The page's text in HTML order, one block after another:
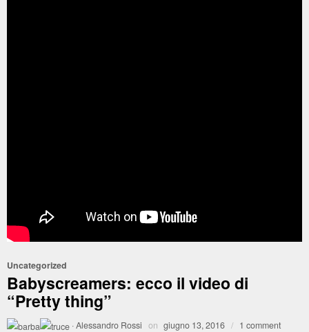
Uncategorized
Babyscreamers: ecco il video di
“Pretty thing”
·Alessandro Rossi on giugno 13, 2016 / 1 comment